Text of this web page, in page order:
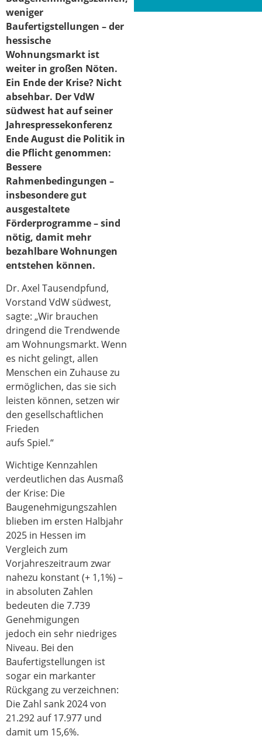
weniger
Baufertigstellungen – der
hessische
Wohnungsmarkt ist
weiter in großen Nöten.
Ein Ende der Krise? Nicht
absehbar. Der VdW
südwest hat auf seiner
Jahrespressekonferenz
Ende August die Politik in
die Pflicht genommen:
Bessere
Rahmenbedingungen –
insbesondere gut
ausgestaltete
Förderprogramme – sind
nötig, damit mehr
bezahlbare Wohnungen
entstehen können.
Dr. Axel Tausendpfund,
Vorstand VdW südwest,
sagte: „Wir brauchen
dringend die Trendwende
am Wohnungsmarkt. Wenn
es nicht gelingt, allen
Menschen ein Zuhause zu
ermöglichen, das sie sich
leisten können, setzen wir
den gesellschaftlichen
Frieden
aufs Spiel.“
Wichtige Kennzahlen
verdeutlichen das Ausmaß
der Krise: Die
Baugenehmigungszahlen
blieben im ersten Halbjahr
2025 in Hessen im
Vergleich zum
Vorjahreszeitraum zwar
nahezu konstant (+ 1,1%) –
in absoluten Zahlen
bedeuten die 7.739
Genehmigungen
jedoch ein sehr niedriges
Niveau. Bei den
Baufertigstellungen ist
sogar ein markanter
Rückgang zu verzeichnen:
Die Zahl sank 2024 von
21.292 auf 17.977 und
damit um 15,6%.